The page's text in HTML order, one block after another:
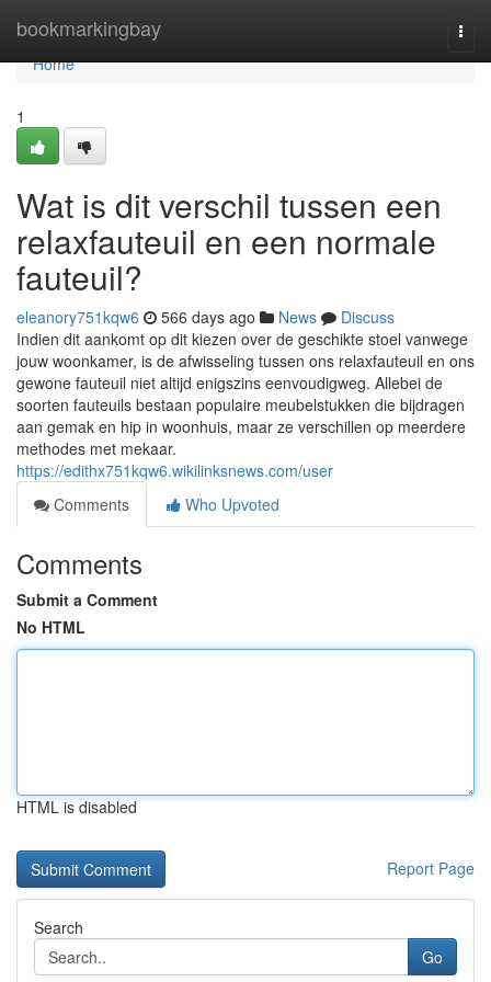
bookmarkingbay
Home
Home
1
Wat is dit verschil tussen een
relaxfauteuil en een normale
fauteuil?
eleanory751kqw6 566 days ago News
Discuss
Indien dit aankomt op dit kiezen over de geschikte stoel vanwege
jouw woonkamer, is de afwisseling tussen ons relaxfauteuil en ons
gewone fauteuil niet altijd enigszins eenvoudigweg. Allebei de
soorten fauteuils bestaan populaire meubelstukken die bijdragen
aan gemak en hip in woonhuis, maar ze verschillen op meerdere
methodes met mekaar.
https://edithx751kqw6.wikilinksnews.com/user
Comments
Who Upvoted
Comments
Submit a Comment
No HTML
HTML is disabled
Report Page
Search
Go